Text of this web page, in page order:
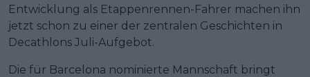
Entwicklung als Etappenrennen-Fahrer machen ihn
jetzt schon zu einer der zentralen Geschichten in
Decathlons Juli-Aufgebot.
Die für Barcelona nominierte Mannschaft bringt